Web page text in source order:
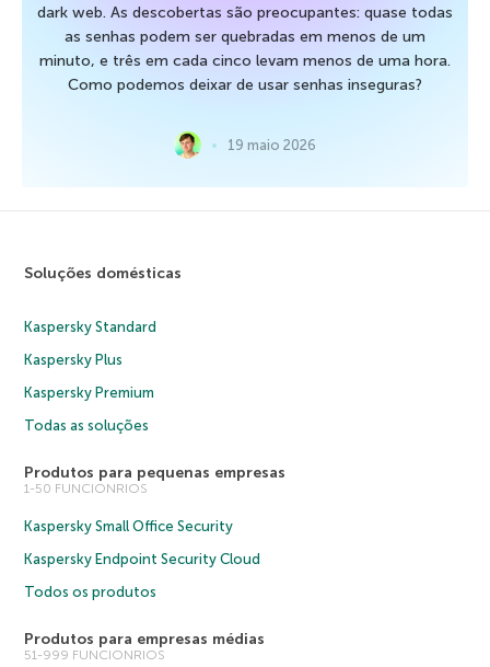
dark web. As descobertas são preocupantes: quase todas
as senhas podem ser quebradas em menos de um
minuto, e três em cada cinco levam menos de uma hora.
Como podemos deixar de usar senhas inseguras?
19 maio 2026
Soluções domésticas
Kaspersky Standard
Kaspersky Plus
Kaspersky Premium
Todas as soluções
Produtos para pequenas empresas
1-50 FUNCIONRIOS
Kaspersky Small Office Security
Kaspersky Endpoint Security Cloud
Todos os produtos
Produtos para empresas médias
51-999 FUNCIONRIOS